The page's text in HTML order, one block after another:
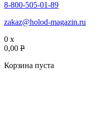
8-800-505-01-89
zakaz@holod-magazin.ru
0 x
0,00 P
Корзина пуста